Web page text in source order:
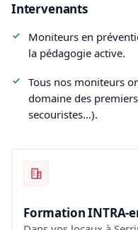
Intervenants
Moniteurs en
la pédagogie active.
Tous nos moniteurs
domaine des
secouristes…).
Formation INTRA-